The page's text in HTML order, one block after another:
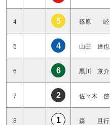
4 5 篠原 睦
5 4 山田 達也
6 6 黒川 京介
7 2 佐々木 啓
8 1 森 且行